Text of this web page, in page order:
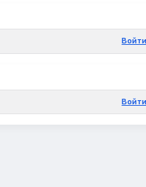
Войти
Войти